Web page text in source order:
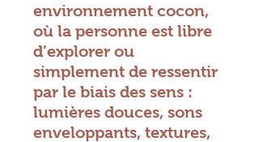
environnement cocon,
où la personne est libre
d’explorer ou
simplement de ressentir
par le biais des sens :
lumières douces, sons
enveloppants, textures,